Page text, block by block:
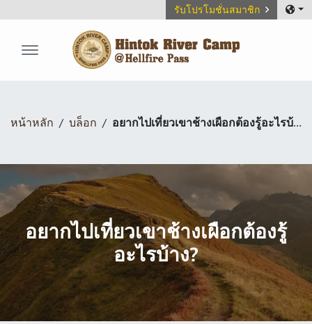
รับโปรโมชั่นสมาชิก
หน้าหลัก บล็อก อยากไปเที่ยวเขาช้างเผือกต้องรู้อะไรบ้าง?
อยากไปเที่ยวเขาช้างเผือกต้องรู้
อะไรบ้าง?